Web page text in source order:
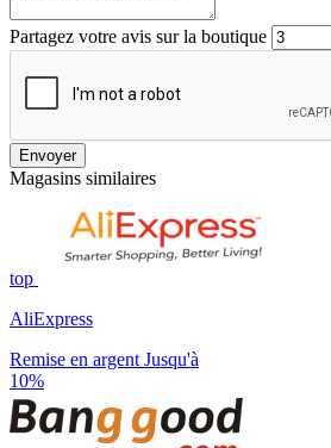
Partagez votre avis sur la boutique
Envoyer
Magasins similaires
top
AliExpress
Remise en argent Jusqu'à
10%